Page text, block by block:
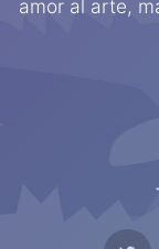
amor al arte,